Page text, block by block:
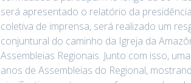
será apresentado o relatório da
coletiva de imprensa, será realizado um
conjuntural do caminho da Igreja da
Assembleias Regionais. Junto com isso,
anos de Assembleias do Regional,